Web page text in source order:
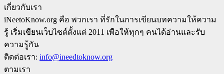
เกี่ยวกับเรา
iNeetoKnow.org คือ พวกเรา ที่รักในการเขียนบทความให้ความ
รู้ เริ่มเขียนเว็บไซต์ตั้งแต่ 2011 เพือให้ทุกๆ คนได้อ่านและรับ
ความรู้กัน
ติดต่อเรา: info@ineedtoknow.org
ตามเรา